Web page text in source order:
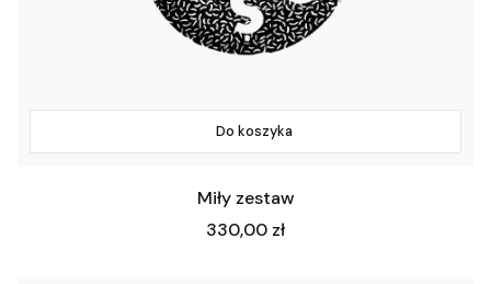
Do koszyka
Miły zestaw
Cena
330,00 zł